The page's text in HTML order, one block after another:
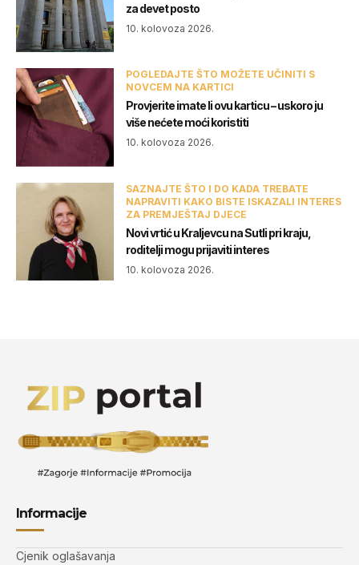
za devet posto
10. kolovoza 2026.
POGLEDAJTE ŠTO MOŽETE UČINITI S
NOVCEM NA KARTICI
Provjerite imate li ovu karticu – uskoro ju
više nećete moći koristiti
10. kolovoza 2026.
SAZNAJTE ŠTO I DO KADA TREBATE
NAPRAVITI KAKO BISTE ISKAZALI INTERES
ZA PREMJEŠTAJ DJECE
Novi vrtić u Kraljevcu na Sutli pri kraju,
roditelji mogu prijaviti interes
10. kolovoza 2026.
Informacije
Cjenik oglašavanja